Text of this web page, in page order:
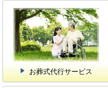
お葬式代行サービス